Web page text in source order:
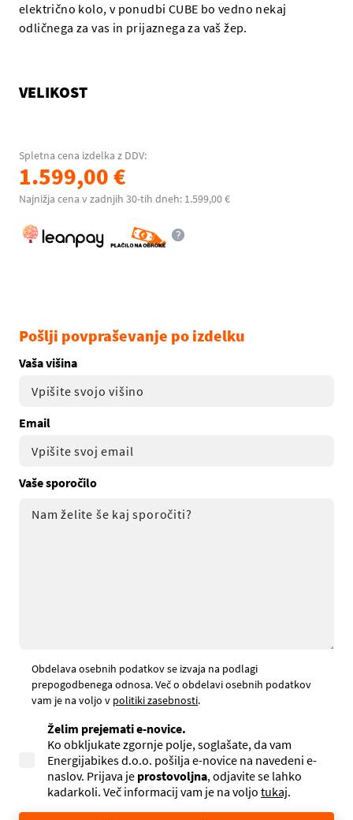
električno kolo, v ponudbi CUBE bo vedno nekaj
odličnega za vas in prijaznega za vaš žep.
VELIKOST
Spletna cena izdelka z DDV:
1.599,00 €
Najnižja cena v zadnjih 30-tih dneh: 1.599,00 €
Pošlji povpraševanje po izdelku
Vaša višina
Email
Vaše sporočilo
Obdelava osebnih podatkov se izvaja na podlagi
prepogodbenega odnosa. Več o obdelavi osebnih podatkov
vam je na voljo v politiki zasebnosti.
Želim prejemati e-novice.
Ko obkljukate zgornje polje, soglašate, da vam
Energijabikes d.o.o. pošilja e-novice na navedeni e-
naslov. Prijava je prostovoljna, odjavite se lahko
kadarkoli. Več informacij vam je na voljo tukaj.